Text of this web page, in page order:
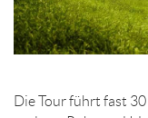
Die Tour führt fast